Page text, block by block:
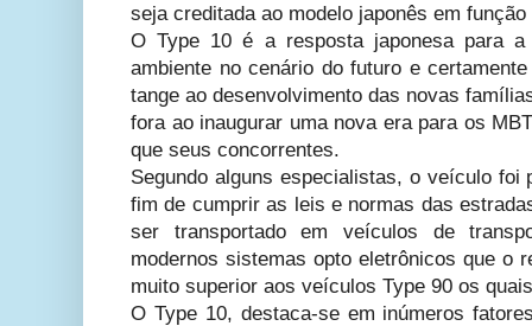
seja creditada ao modelo japonês em
O Type 10 é a resposta japonesa para
ambiente no cenário do futuro e
tange ao desenvolvimento das novas
fora ao inaugurar uma nova era para os
que seus concorrentes.
Segundo alguns especialistas, o veículo foi
fim de cumprir as leis e normas das
ser transportado em veículos de
modernos sistemas opto eletrônicos que o
muito superior aos veículos Type 90 os
O Type 10, destaca-se em inúmeros